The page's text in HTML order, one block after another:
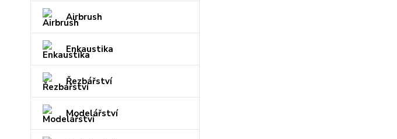
Airbrush
Enkaustika
Řezbářství
Modelářství